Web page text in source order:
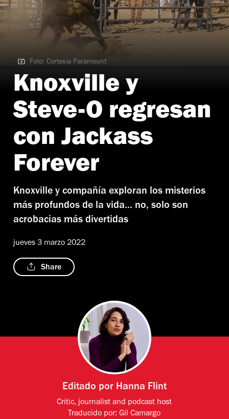
Foto: Cortesía Paramount
Foto: Cortesía Paramount
Knoxville y
Steve-O regresan
con Jackass
Forever
Knoxville y compañía exploran los misterios
más profundos de la vida... no, solo son
acrobacias más divertidas
jueves 3 marzo 2022
Share
Editado por Hanna Flint
Critic, journalist and podcast host
Traducido por:Gil Camargo